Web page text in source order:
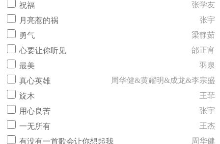
祝福
张学友
月亮惹的祸
张宇
勇气
梁静茹
心要让你听见
邰正宵
最美
羽泉
真心英雄
周华健&黄耀明&成龙&李宗盛
旋木
王菲
用心良苦
张宇
一无所有
王杰
有没有一首歌会让你想起我
周华健